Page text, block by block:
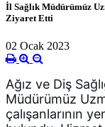
İl Sağlık Müdürümüz
Ziyaret Etti
02 Ocak 2023
Ağız ve Diş
Müdürümüz
çalışanlarının